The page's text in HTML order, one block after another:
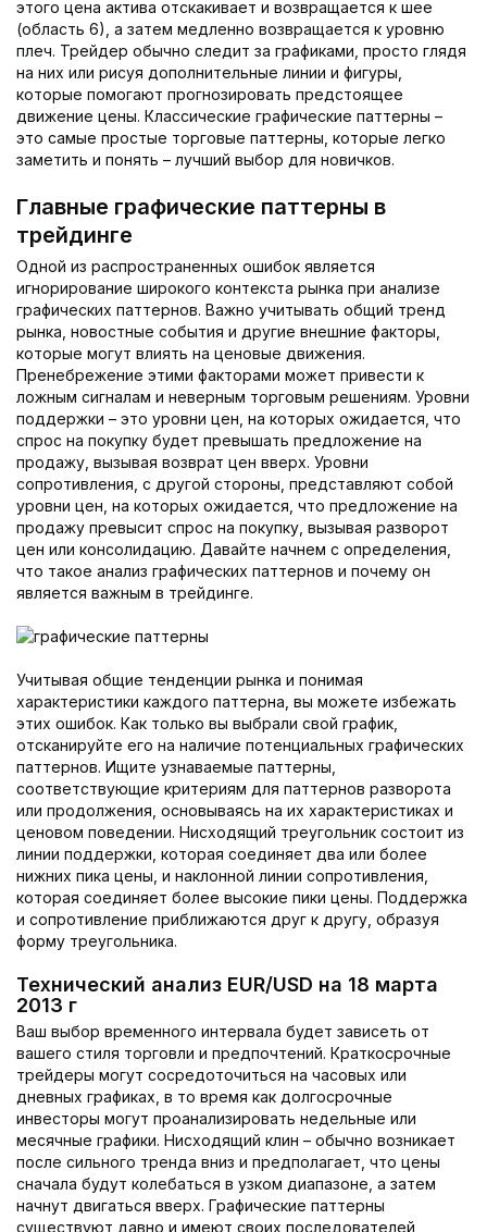
этого цена актива отскакивает и возвращается к шее
(область 6), а затем медленно возвращается к уровню
плеч. Трейдер обычно следит за графиками, просто глядя
на них или рисуя дополнительные линии и фигуры,
которые помогают прогнозировать предстоящее
движение цены. Классические графические паттерны –
это самые простые торговые паттерны, которые легко
заметить и понять – лучший выбор для новичков.
Главные графические паттерны в
трейдинге
Одной из распространенных ошибок является
игнорирование широкого контекста рынка при анализе
графических паттернов. Важно учитывать общий тренд
рынка, новостные события и другие внешние факторы,
которые могут влиять на ценовые движения.
Пренебрежение этими факторами может привести к
ложным сигналам и неверным торговым решениям. Уровни
поддержки – это уровни цен, на которых ожидается, что
спрос на покупку будет превышать предложение на
продажу, вызывая возврат цен вверх. Уровни
сопротивления, с другой стороны, представляют собой
уровни цен, на которых ожидается, что предложение на
продажу превысит спрос на покупку, вызывая разворот
цен или консолидацию. Давайте начнем с определения,
что такое анализ графических паттернов и почему он
является важным в трейдинге.
Учитывая общие тенденции рынка и понимая
характеристики каждого паттерна, вы можете избежать
этих ошибок. Как только вы выбрали свой график,
отсканируйте его на наличие потенциальных графических
паттернов. Ищите узнаваемые паттерны,
соответствующие критериям для паттернов разворота
или продолжения, основываясь на их характеристиках и
ценовом поведении. Нисходящий треугольник состоит из
линии поддержки, которая соединяет два или более
нижних пика цены, и наклонной линии сопротивления,
которая соединяет более высокие пики цены. Поддержка
и сопротивление приближаются друг к другу, образуя
форму треугольника.
Технический анализ EUR/USD на 18 марта
2013 г
Ваш выбор временного интервала будет зависеть от
вашего стиля торговли и предпочтений. Краткосрочные
трейдеры могут сосредоточиться на часовых или
дневных графиках, в то время как долгосрочные
инвесторы могут проанализировать недельные или
месячные графики. Нисходящий клин – обычно возникает
после сильного тренда вниз и предполагает, что цены
сначала будут колебаться в узком диапазоне, а затем
начнут двигаться вверх. Графические паттерны
существуют давно и имеют своих последователей,